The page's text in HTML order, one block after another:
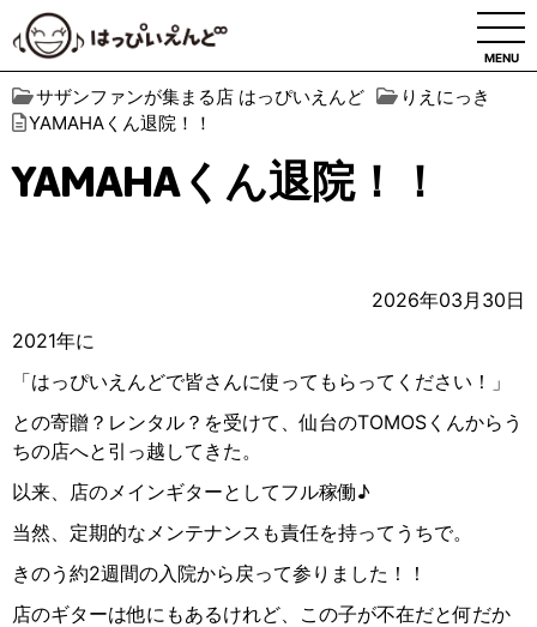
MENU
サザンファンが集まる店 はっぴいえんど
りえにっき
YAMAHAくん退院！！
YAMAHAくん退院！！
2026年03月30日
2021年に
「はっぴいえんどで皆さんに使ってもらってください！」
との寄贈？レンタル？を受けて、仙台のTOMOSくんからう
ちの店へと引っ越してきた。
以来、店のメインギターとしてフル稼働♪
当然、定期的なメンテナンスも責任を持ってうちで。
きのう約2週間の入院から戻って参りました！！
店のギターは他にもあるけれど、この子が不在だと何だか